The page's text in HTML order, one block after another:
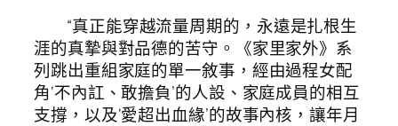
“真正能穿越流量周期的，永遠是扎根生
涯的真摯與對品德的苦守。《家里家外》系
列跳出重組家庭的單一敘事，經由過程女配
角‘不內訌、敢擔負’的人設、家庭成員的相互
支撐，以及‘愛超出血緣’的故事內核，讓年月